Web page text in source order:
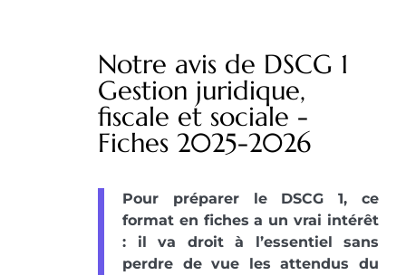
Notre avis de DSCG 1
Gestion juridique,
fiscale et sociale -
Fiches 2025-2026
Pour préparer le DSCG 1, ce
format en fiches a un vrai intérêt
: il va droit à l’essentiel sans
perdre de vue les attendus du